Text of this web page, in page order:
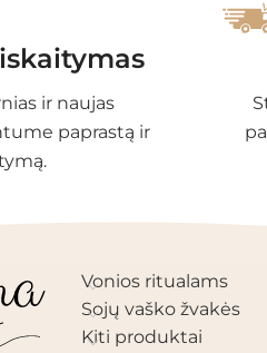
ir naujas
paprastą ir
PRODUKTŲ
Vonios ritualams
Sojų vaško žvakės
Kiti produktai